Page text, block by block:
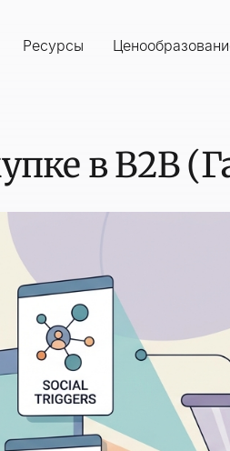
Ресурсы
в B2B